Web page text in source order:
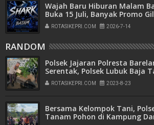
Wajah Baru Hiburan Malam
Buka 15 Juli, Banyak Promo
ROTASIKEPRI.COM 2026-7-14
RANDOM
Polsek Jajaran Polresta
Serentak, Polsek Lubuk Baja
Lokasi
ROTASIKEPRI.COM 2023-8-23
Bersama Kelompok Tani,
Tanam Pohon di Kampung